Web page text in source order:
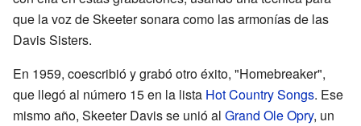
que la voz de Skeeter sonara como las armonías de las
Davis Sisters.
En 1959, coescribió y grabó otro éxito, "Homebreaker",
que llegó al número 15 en la lista Hot Country Songs. Ese
mismo año, Skeeter Davis se unió al Grand Ole Opry, un